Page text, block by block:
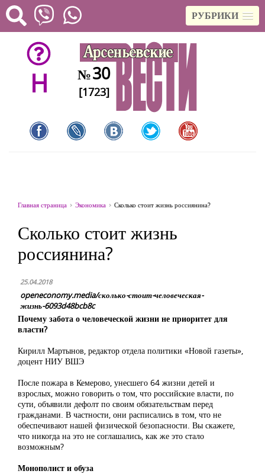
РУБРИКИ
H №30
[1723]
Главная страница Экономика Сколько стоит жизнь россиянина?
Сколько стоит жизнь
россиянина?
25.04.2018
openeconomy.media/сколько-стоит-человеческая-
жизнь-6093d48bcb8c
Почему забота о человеческой жизни не приоритет для
власти?
Кирилл Мартынов, редактор отдела политики «Новой газеты»,
доцент НИУ ВШЭ
После пожара в Кемерово, унесшего 64 жизни детей и
взрослых, можно говорить о том, что российские власти, по
сути, объявили дефолт по своим обязательствам перед
гражданами. В частности, они расписались в том, что не
обеспечивают нашей физической безопасности. Вы скажете,
что никогда на это не соглашались, как же это стало
возможным?
Монополист и обуза